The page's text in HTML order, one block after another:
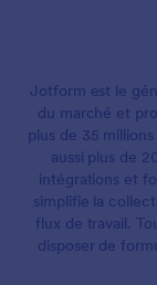
Jotform est le
du marché et
plus de 35
aussi plus de
intégrations et
simplifie la
flux de travail.
disposer de